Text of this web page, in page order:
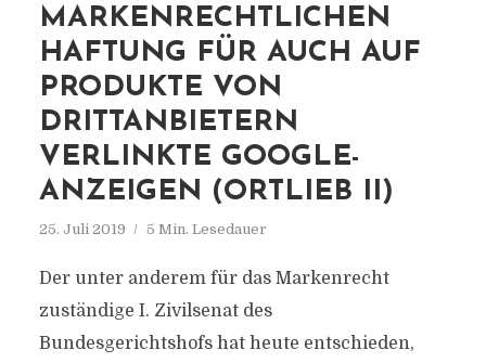
MARKENRECHTLICHEN
HAFTUNG FÜR AUCH AUF
PRODUKTE VON
DRITTANBIETERN
VERLINKTE GOOGLE-
ANZEIGEN (ORTLIEB II)
25. Juli 2019 5 Min. Lesedauer
Der unter anderem für das Markenrecht
zuständige I. Zivilsenat des
Bundesgerichtshofs hat heute entschieden,